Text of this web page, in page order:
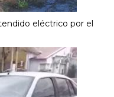
eléctrico por el